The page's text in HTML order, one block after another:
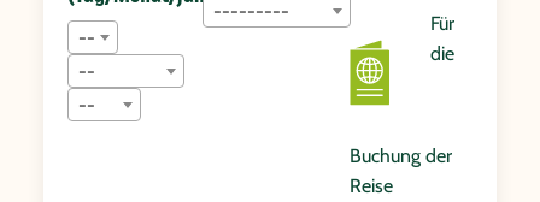
--
--
--
---------
Für
die
Buchung der
Reise